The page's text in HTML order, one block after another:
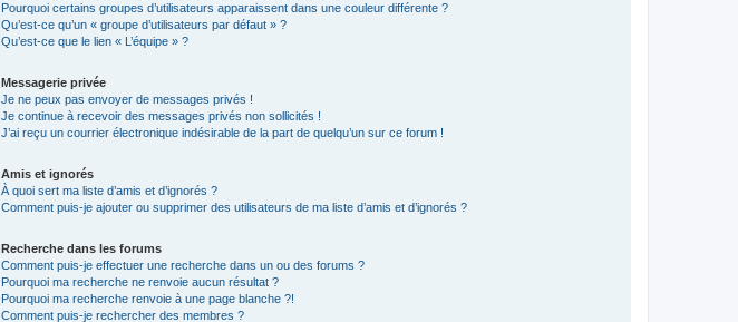
Pourquoi certains groupes d’utilisateurs apparaissent dans une couleur différente ?
Qu’est-ce qu’un « groupe d’utilisateurs par défaut » ?
Qu’est-ce que le lien « L’équipe » ?
Messagerie privée
Je ne peux pas envoyer de messages privés !
Je continue à recevoir des messages privés non sollicités !
J’ai reçu un courrier électronique indésirable de la part de quelqu’un sur ce forum !
Amis et ignorés
À quoi sert ma liste d’amis et d’ignorés ?
Comment puis-je ajouter ou supprimer des utilisateurs de ma liste d’amis et d’ignorés ?
Recherche dans les forums
Comment puis-je effectuer une recherche dans un ou des forums ?
Pourquoi ma recherche ne renvoie aucun résultat ?
Pourquoi ma recherche renvoie à une page blanche ?!
Comment puis-je rechercher des membres ?